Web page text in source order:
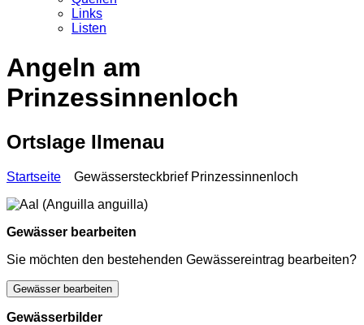
Links
Listen
Angeln am
Prinzessinnenloch
Ortslage Ilmenau
Startseite Gewässersteckbrief Prinzessinnenloch
Gewässer bearbeiten
Sie möchten den bestehenden Gewässereintrag bearbeiten?
Gewässer bearbeiten
Gewässerbilder